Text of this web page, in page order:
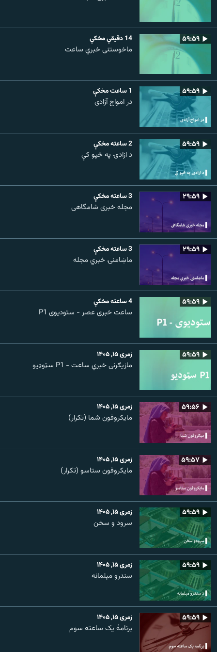
۵۹:۵۹ 14 دقيقې مخکې
ماخوستنی خبري ساعت
۵۹:۵۹ 1 ساعت مخکې
در امواج آزادی
۵۹:۵۹ 2 ساعته مخکې
د ازادۍ په څپو کې
۲۹:۵۹ 3 ساعته مخکې
مجله خبری شامگاهی
۲۹:۵۹ 3 ساعته مخکې
ماښامنۍ خبري مجله
۵۹:۵۹ 4 ساعته مخکې
ساعت خبری عصر - ستودیوی P1
۵۹:۵۹ زمری ۱۵, ۱۴۰۵
مازیګرنی خبري ساعت - P1 سټوډیو
۵۹:۵۶ زمری ۱۵, ۱۴۰۵
مایکروفون شما (تکرار)
۵۹:۵۷ زمری ۱۵, ۱۴۰۵
مایکروفون ستاسو (تکرار)
۵۹:۵۹ زمری ۱۵, ۱۴۰۵
سرود و سخن
۵۹:۵۹ زمری ۱۵, ۱۴۰۵
سندرو مېلمانه
۵۹:۵۹ زمری ۱۵, ۱۴۰۵
برنامۀ یک ساعته سوم